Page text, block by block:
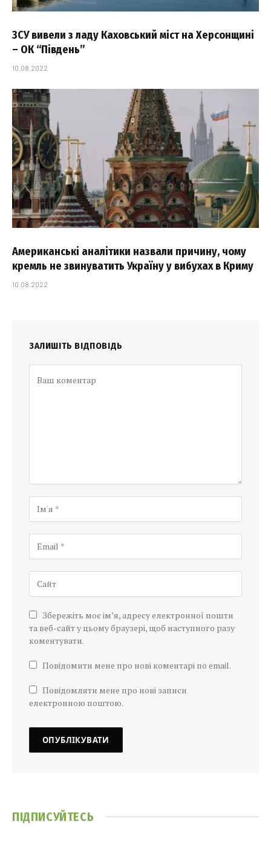
ЗСУ вивели з ладу Каховський міст на Херсонщині
– ОК “Південь”
10.08.2022
Американські аналітики назвали причину, чому
кремль не звинуватить Україну у вибухах в Криму
10.08.2022
ЗАЛИШІТЬ ВІДПОВІДЬ
Збережіть моє ім’я, адресу електронної пошти
та веб-сайт у цьому браузері, щоб наступного разу
коментувати.
Повідомити мене про нові коментарі по email.
Повідомляти мене про нові записи
електронною поштою.
ПІДПИСУЙТЕСЬ